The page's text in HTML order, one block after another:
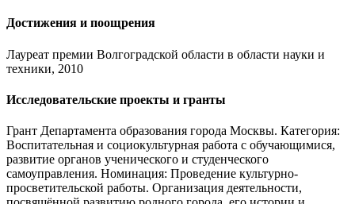
Достижения и поощрения
Лауреат премии Волгоградской области в области науки и
техники, 2010
Исследовательские проекты и гранты
Грант Департамента образования города Москвы. Категория:
Воспитательная и социокультурная работа с обучающимися,
развитие органов ученического и студенческого
самоуправления. Номинация: Проведение культурно-
просветительской работы. Организация деятельности,